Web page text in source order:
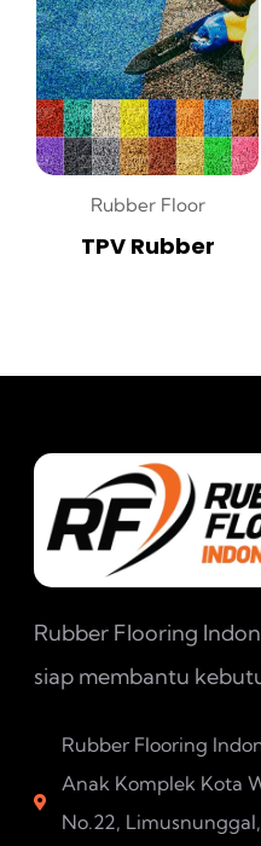
Rubber Floor
TPV Rubber
Rubber Flooring
siap membantu
Rubber Flooring
Anak Komplek Kota
No.22,